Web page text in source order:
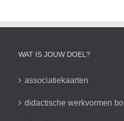
WAT IS JOUW DOEL?
associatiekaarten
didactische werkvormen bo